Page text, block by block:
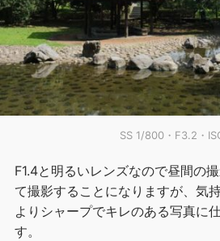
SS 1/800・F3.2・
F1.4と明るいレンズなので昼間の
て撮影することになりますが、気
よりシャープでキレのある写真に
す。